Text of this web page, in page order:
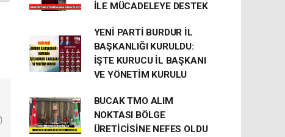
İLE MÜCADELEYE DESTEK
YENİ PARTİ BURDUR İL
BAŞKANLIĞI KURULDU:
İŞTE KURUCU İL BAŞKANI
VE YÖNETİM KURULU
BUCAK TMO ALIM
NOKTASI BÖLGE
ÜRETİCİSİNE NEFES OLDU